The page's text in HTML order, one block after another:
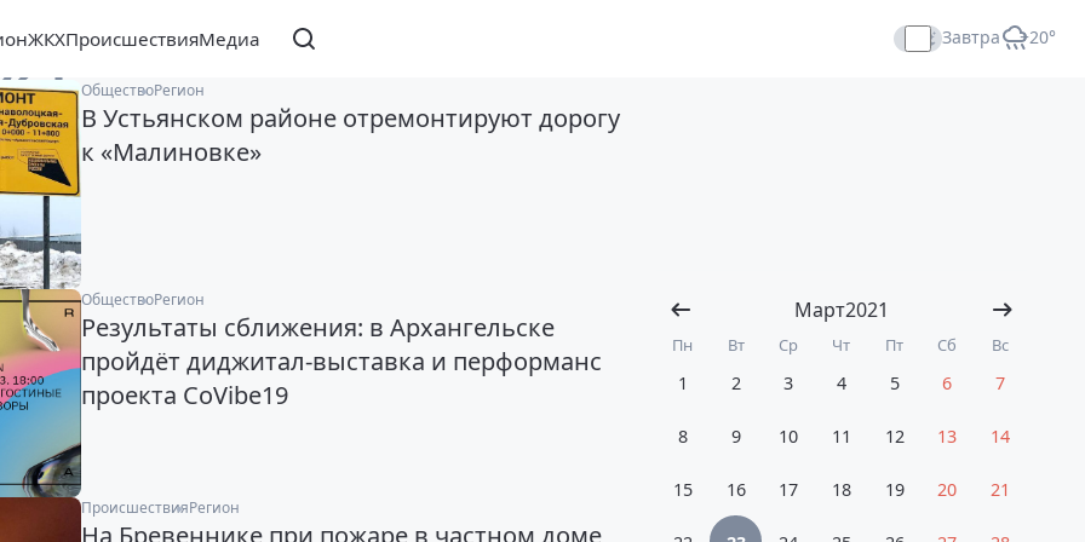
ЖКХПроисшествияМедиа Завтра +20°
ОбществоРегион
В Устьянском районе отремонтируют дорогу
к «Малиновке»
ОбществоРегион
Результаты сближения: в Архангельске
пройдёт диджитал-выставка и перформанс
проекта CoVibe19
ПроисшествияРегион
На Бревеннике при пожаре в частном доме
Март2021
Пн Вт Ср Чт Пт Сб Вс
1 2 3 4 5 6 7
8 9 10 11 12 13 14
15 16 17 18 19 20 21